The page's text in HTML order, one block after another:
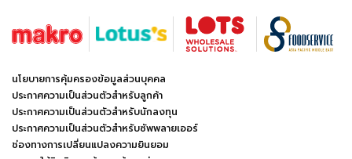
นโยบายการคุ้มครองข้อมูลส่วนบุคคล
ประกาศความเป็นส่วนตัวสำหรับลูกค้า
ประกาศความเป็นส่วนตัวสำหรับนักลงทุน
ประกาศความเป็นส่วนตัวสำหรับซัพพลายเออร์
ช่องทางการเปลี่ยนแปลงความยินยอม